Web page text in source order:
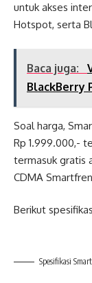
untuk akses
Hotspot, serta
Baca juga:
BlackBerry
Soal harga,
Rp 1.999.000,-
termasuk gratis
CDMA
Berikut
Spesifikasi